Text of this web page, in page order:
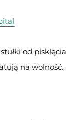
od pisklęcia
na wolność.